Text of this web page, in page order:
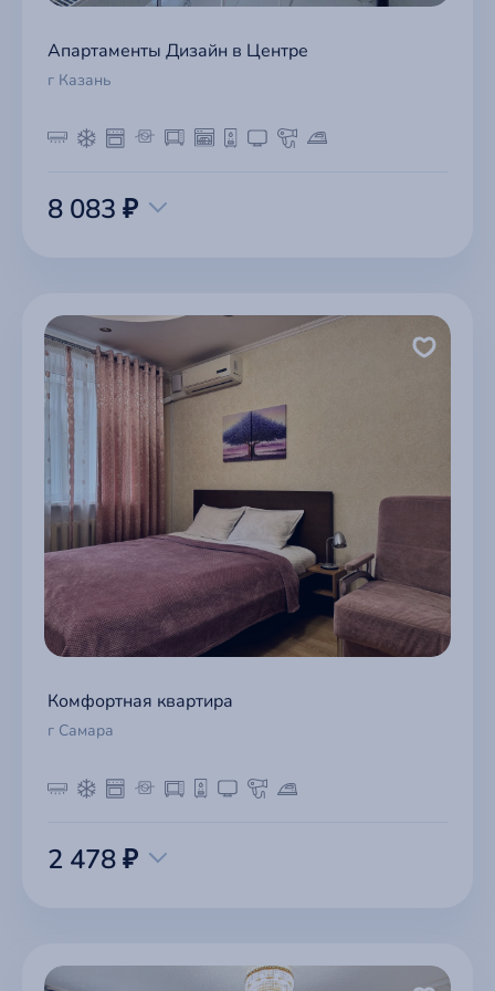
Апартаменты Дизайн в Центре
г Казань
8 083 ₽
Комфортная квартира
г Самара
2 478 ₽